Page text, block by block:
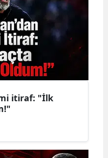
itiraf: "İlk